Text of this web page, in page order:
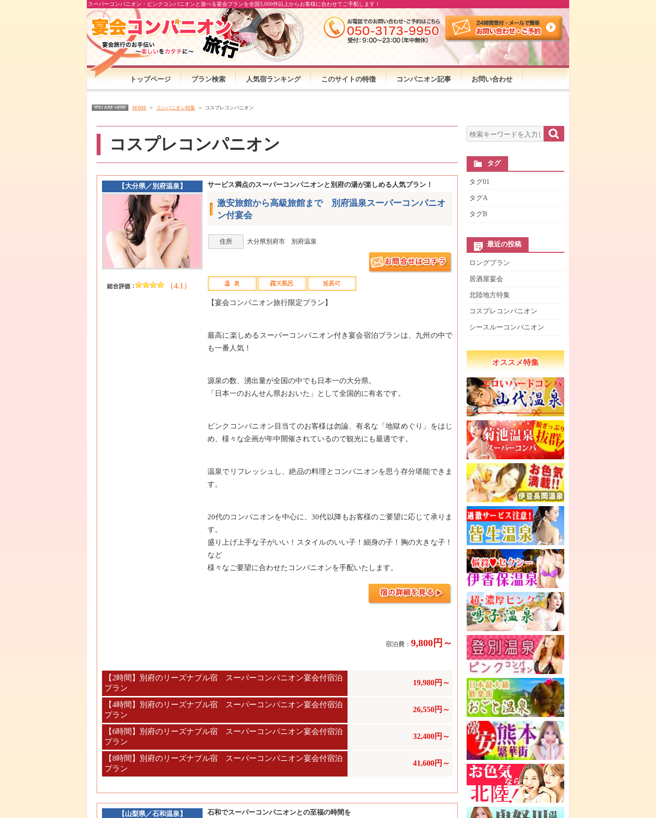
スーパーコンパニオン・ピンクコンパニオンと遊べる宴会プランを全国3,000件以上からお客様に合わせてご手配します！
トップページ プラン検索 人気宿ランキング このサイトの特徴 コンパニオン記事 お問い合わせ
HOME コンパニオン特集 コスプレコンパニオン
コスプレコンパニオン
【 大分県／別府温泉】
（4.1）
サービス満点のスーパーコンパニオンと別府の湯が楽しめる人気プラン！
激安旅館から高級旅館まで 別府温泉スーパーコンパニオ
ン付宴会
住所 大分県別府市 別府温泉
【宴会コンパニオン旅行限定プラン】
最高に楽しめるスーパーコンパニオン付き宴会宿泊プランは、九州の中で
も一番人気！
源泉の数、湧出量が全国の中でも日本一の大分県。
「日本一のおんせん県おおいた」として全国的に有名です。
ピンクコンパニオン目当てのお客様は勿論、有名な「地獄めぐり」をはじ
め、様々な企画が年中開催されているので観光にも最適です。
温泉でリフレッシュし、絶品の料理とコンパニオンを思う存分堪能できま
す。
20代のコンパニオンを中心に、30代以降もお客様のご要望に応じて承りま
す。
盛り上げ上手な子がいい！スタイルのいい子！細身の子！胸の大きな子！
など
様々なご要望に合わせたコンパニオンを手配いたします。
宿泊費： 9,800円～
【2時間】別府のリーズナブル宿 スーパーコンパニオン宴会付宿泊
プラン
19,980円～
【4時間】別府のリーズナブル宿 スーパーコンパニオン宴会付宿泊
プラン
26,550円～
【6時間】別府のリーズナブル宿 スーパーコンパニオン宴会付宿泊
プラン
32,400円～
【8時間】別府のリーズナブル宿 スーパーコンパニオン宴会付宿泊
プラン
41,600円～
【 山梨県／石和温泉】 石和でスーパーコンパニオンとの至福の時間を
タグ
タグ01
タグA
タグB
最近の投稿
ロングプラン
居酒屋宴会
北陸地方特集
コスプレコンパニオン
シースルーコンパニオン
オススメ特集